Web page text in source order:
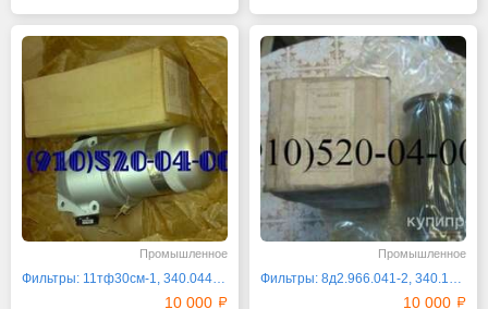
Промышленное
Фильтры: 11тф30см-1, 340.044а, 8д2.966.034-12
10 000
Промышленное
Фильтры: 8д2.966.041-2, 340.129а-1, 8д2.966.055
10 000